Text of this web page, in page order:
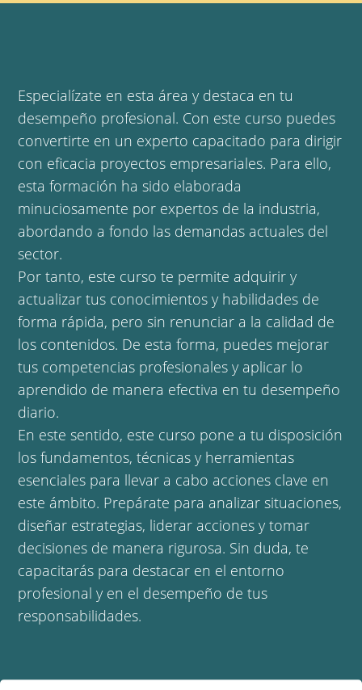
Especialízate en esta área y destaca en tu
desempeño profesional. Con este curso puedes
convertirte en un experto capacitado para dirigir
con eficacia proyectos empresariales. Para ello,
esta formación ha sido elaborada
minuciosamente por expertos de la industria,
abordando a fondo las demandas actuales del
sector.
Por tanto, este curso te permite adquirir y
actualizar tus conocimientos y habilidades de
forma rápida, pero sin renunciar a la calidad de
los contenidos. De esta forma, puedes mejorar
tus competencias profesionales y aplicar lo
aprendido de manera efectiva en tu desempeño
diario.
En este sentido, este curso pone a tu disposición
los fundamentos, técnicas y herramientas
esenciales para llevar a cabo acciones clave en
este ámbito. Prepárate para analizar situaciones,
diseñar estrategias, liderar acciones y tomar
decisiones de manera rigurosa. Sin duda, te
capacitarás para destacar en el entorno
profesional y en el desempeño de tus
responsabilidades.